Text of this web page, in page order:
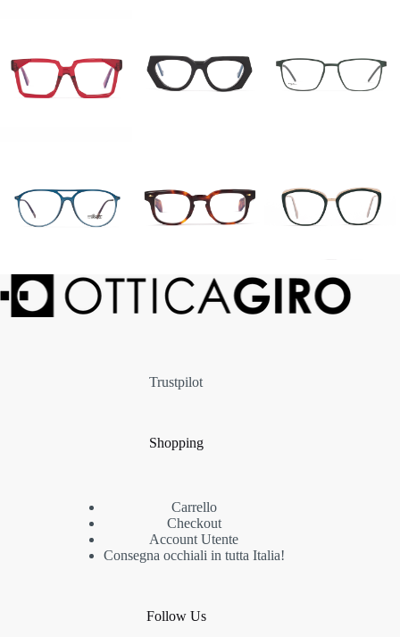
Trustpilot
Shopping
Carrello
Checkout
Account Utente
Consegna occhiali in tutta Italia!
Follow Us